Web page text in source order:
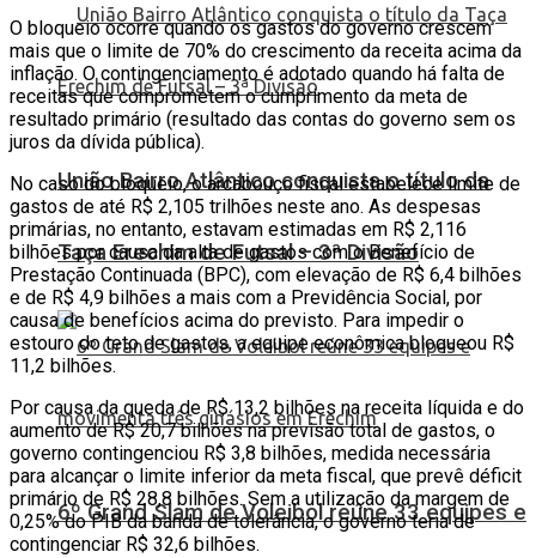
União Bairro Atlântico conquista o título da
Taça Erechim de Futsal – 3ª Divisão
6º Grand Slam de Voleibol reúne 33 equipes e
O bloqueio ocorre quando os gastos do governo crescem
mais que o limite de 70% do crescimento da receita acima da
inflação. O contingenciamento é adotado quando há falta de
receitas que comprometem o cumprimento da meta de
resultado primário (resultado das contas do governo sem os
juros da dívida pública).
No caso do bloqueio, o arcabouço fiscal estabelece limite de
gastos de até R$ 2,105 trilhões neste ano. As despesas
primárias, no entanto, estavam estimadas em R$ 2,116
bilhões por causa da alta de gastos com o Benefício de
Prestação Continuada (BPC), com elevação de R$ 6,4 bilhões
e de R$ 4,9 bilhões a mais com a Previdência Social, por
causa de benefícios acima do previsto. Para impedir o
estouro do teto de gastos, a equipe econômica bloqueou R$
11,2 bilhões.
Por causa da queda de R$ 13,2 bilhões na receita líquida e do
aumento de R$ 20,7 bilhões na previsão total de gastos, o
governo contingenciou R$ 3,8 bilhões, medida necessária
para alcançar o limite inferior da meta fiscal, que prevê déficit
primário de R$ 28,8 bilhões. Sem a utilização da margem de
0,25% do PIB da banda de tolerância, o governo teria de
contingenciar R$ 32,6 bilhões.